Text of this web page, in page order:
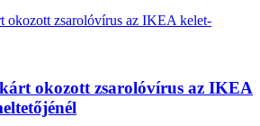
okozott zsarolóvírus az IKEA